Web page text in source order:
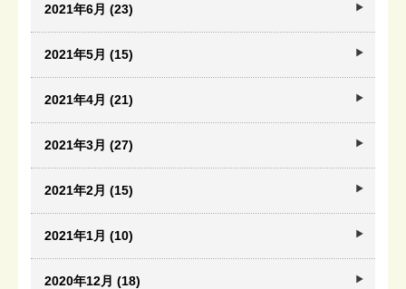
2021年6月 (23)
2021年5月 (15)
2021年4月 (21)
2021年3月 (27)
2021年2月 (15)
2021年1月 (10)
2020年12月 (18)